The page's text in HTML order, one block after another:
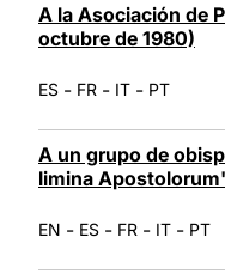
A la Asociación de
octubre de 1980)
ES - FR - IT - PT
A un grupo de
limina
EN - ES - FR - IT - PT